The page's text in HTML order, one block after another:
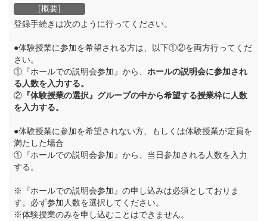
登録手続きは次のように行ってください。
●体験授業に参加を希望される方は、以下①②を両方行ってくだ
さい。
①『ホールでの説明会参加』から、 ホールの説明会に参加され
る人数を入力する。
② 『体験授業の選択』グループの中から希望する授業枠に人数
を入力する。
●体験授業に参加を希望されない方、もしくは体験授業が定員を
満たした場合
①『ホールでの説明会参加』から、当日参加される人数を入力
する。
※『ホールでの説明会参加』の申し込みは必須としておりま
す。必ず参加人数を選択してください。
※体験授業のみを申し込むことはできません。